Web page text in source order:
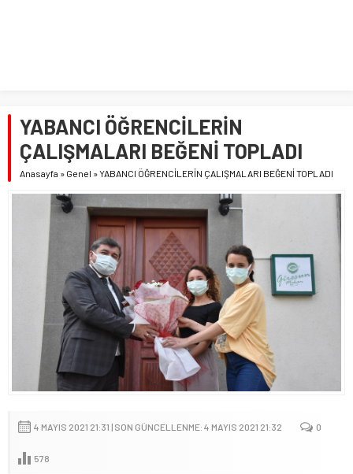
YABANCI ÖĞRENCİLERİN
ÇALIŞMALARI BEĞENİ TOPLADI
Anasayfa » Genel »YABANCI ÖĞRENCİLERİN ÇALIŞMALARI BEĞENİ TOPLADI
4 MAYIS 2021 21:31 | SON GÜNCELLENME: 4 MAYIS 2021 21:32 0
578